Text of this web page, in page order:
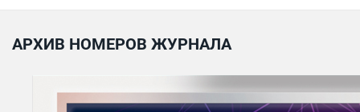
АРХИВ НОМЕРОВ ЖУРНАЛА